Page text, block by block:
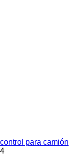
control para camión
4